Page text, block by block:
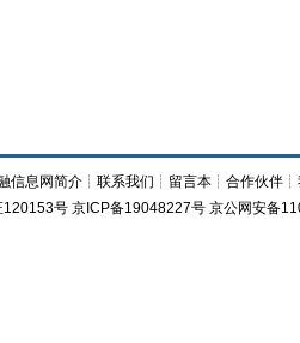
信息网简介 ┊联系我们 ┊ 留言本 ┊合作伙伴 ┊
120153号 京ICP备19048227号 京公网安备